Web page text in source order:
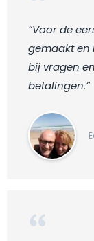
“Voor de
gemaakt en
bij vragen
betalingen.“